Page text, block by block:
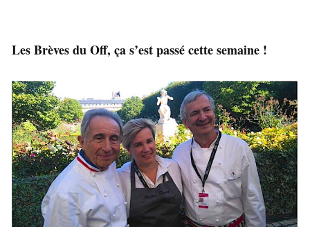
Les Brèves du Off, ça s’est passé cette semaine !